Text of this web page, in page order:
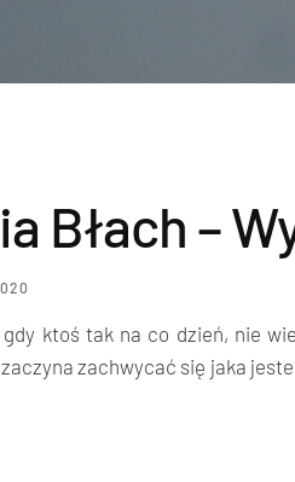
Błach –
gdy ktoś tak na co dzień, nie
zachwycać się jaka